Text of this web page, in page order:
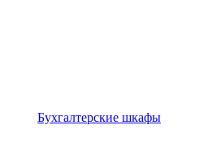
Бухгалтерские шкафы